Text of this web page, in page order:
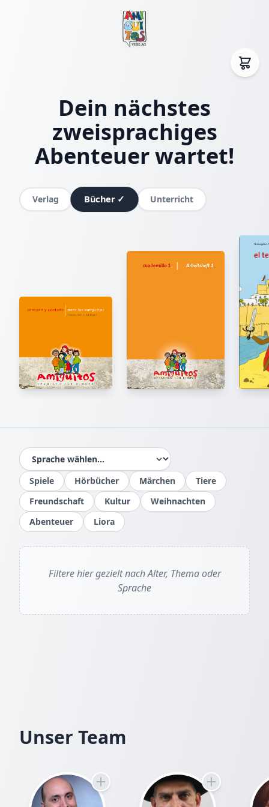
Dein nächstes
zweisprachiges
Abenteuer wartet!
Verlag Bücher ✓ Unterricht
Spiele Hörbücher Märchen
Tiere
Freundschaft
Kultur
Weihnachten
Abenteuer
Liora
Filtere hier gezielt nach Alter, Thema oder
Sprache
Unser Team